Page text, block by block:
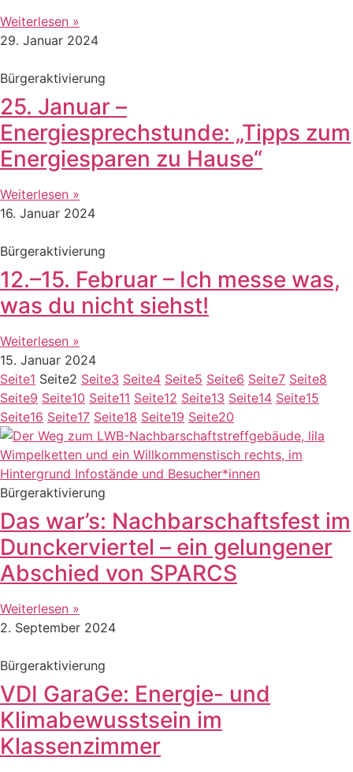
Weiterlesen »
29. Januar 2024
Bürgeraktivierung
25. Januar –
Energiesprechstunde: „Tipps zum
Energiesparen zu Hause“
Weiterlesen »
16. Januar 2024
Bürgeraktivierung
12.–15. Februar – Ich messe was,
was du nicht siehst!
Weiterlesen »
15. Januar 2024
Seite1 Seite2 Seite3 Seite4 Seite5 Seite6 Seite7 Seite8
Seite9 Seite10 Seite11 Seite12 Seite13 Seite14 Seite15
Seite16 Seite17 Seite18 Seite19 Seite20
Bürgeraktivierung
Das war’s: Nachbarschaftsfest im
Dunckerviertel – ein gelungener
Abschied von SPARCS
Weiterlesen »
2. September 2024
Bürgeraktivierung
VDI GaraGe: Energie- und
Klimabewusstsein im
Klassenzimmer